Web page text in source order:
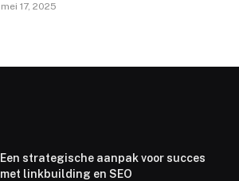
mei 17, 2025
Een strategische aanpak voor succes
met linkbuilding en SEO